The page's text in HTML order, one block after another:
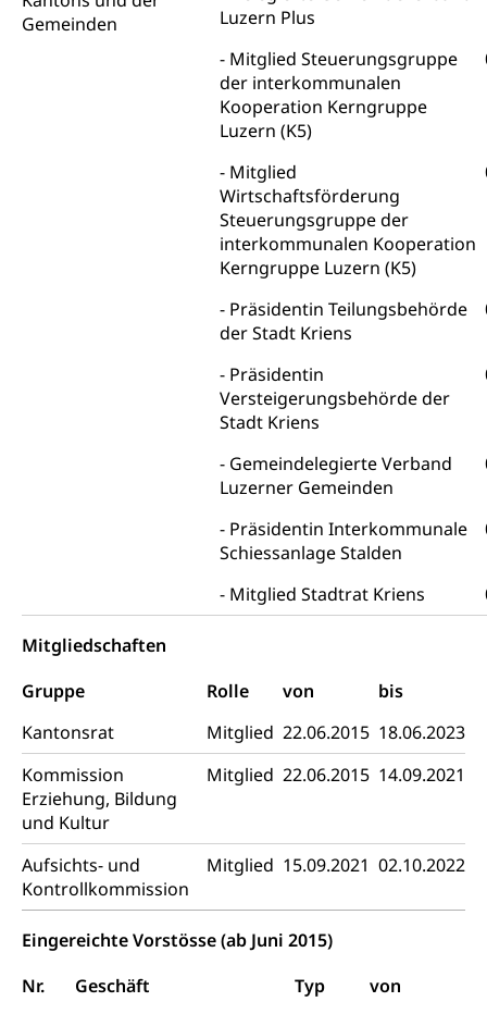
Gemeinden
Luzern Plus
Mitglied Steuerungsgruppe
der interkommunalen
Kooperation Kerngruppe
Luzern (K5)
Mitglied
Wirtschaftsförderung
Steuerungsgruppe der
interkommunalen Kooperation
Kerngruppe Luzern (K5)
Präsidentin Teilungsbehörde
der Stadt Kriens
Präsidentin
Versteigerungsbehörde der
Stadt Kriens
Gemeindelegierte Verband
Luzerner Gemeinden
Präsidentin Interkommunale
Schiessanlage Stalden
Mitglied Stadtrat Kriens
Mitgliedschaften
Gruppe
Rolle von
bis
Kantonsrat
Mitglied 22.06.2015 18.06.2023
Kommission
Erziehung, Bildung
und Kultur
Mitglied 22.06.2015 14.09.2021
Aufsichts- und
Kontrollkommission
Mitglied 15.09.2021 02.10.2022
Eingereichte Vorstösse (ab Juni 2015)
Nr.
Geschäft Typ von
Wildtiere
Halten von Wildtieren
Haltung Heimtiere
Hunde
Militär, Militärdienst, Militärdienstpflicht,
Wehrpflicht, Berufssoldat, Militärdienstverweigerer,
Dienstverweigerer, Militärdienstverweigerung,
Wehrpflichtersatz, Wehrpflichtersatzabgabe
Militär
Schweizer Armee
Katastrophenschutz, Katastrophenhilfe, Polizei,
Feuerwehr, Gesundheitswesen, technische Betriebe,
Kantonaler Führungsstab
Polizei
Wasserversorgung
Waffenerwerbsschein, Waffenschein, Waffenbüro,
Bundesamt für Zivildienst ZIVI
Erwerbsausfallentschädigung (WAS Luzern)
Zivilschutz
Schutzdienstpflicht, Schutzraum,
Schutzraumbaupflicht
Zivilschutz
Staat und Recht
Diskriminierung, Gleichstellungsbüro, Mobbing